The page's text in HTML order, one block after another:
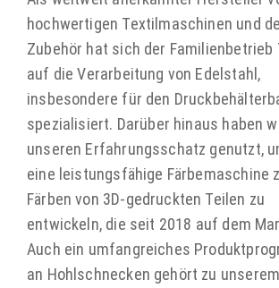
hochwertigen Textilmaschinen und
Zubehör hat sich der Familienbetrieb
auf die Verarbeitung von Edelstahl,
insbesondere für den
spezialisiert. Darüber hinaus haben
unseren Erfahrungsschatz genutzt,
eine leistungsfähige Färbemaschine
Färben von 3D-gedruckten Teilen zu
entwickeln, die seit 2018 auf dem
Auch ein umfangreiches
an Hohlschnecken gehört zu unserem